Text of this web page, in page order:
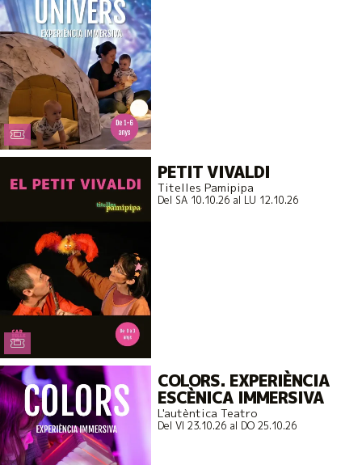
PETIT VIVALDI
Titelles Pamipipa
Del SA 10.10.26al LU 12.10.26
COLORS. EXPERIÈNCIA
ESCÈNICA IMMERSIVA
L'autèntica Teatro
Del VI 23.10.26al DO 25.10.26